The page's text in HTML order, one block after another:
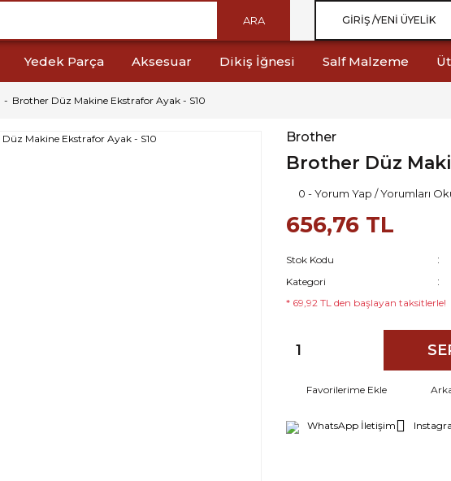
ARA GIRIŞ /YENI ÜYELIK
Yedek Parça Aksesuar Dikiş İğnesi Salf Malzeme
Brother Düz Makine Ekstrafor Ayak - S10
Brother
Brother Düz
0 - Yorum Yap / Yorumları
656,76 TL
Stok Kodu
Kategori
* 69,92 TL den başlayan taksitlerle!
WhatsApp İletişim